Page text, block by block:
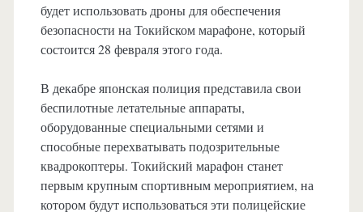
будет использовать дроны для обеспечения
безопасности на Токийском марафоне, который
состоится 28 февраля этого года.
В декабре японская полиция представила свои
беспилотные летательные аппараты,
оборудованные специальными сетями и
способные перехватывать подозрительные
квадрокоптеры. Токийский марафон станет
первым крупным спортивным мероприятием, на
котором будут использоваться эти полицейские